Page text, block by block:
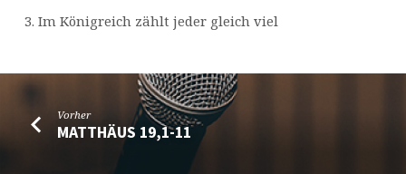
3. Im Königreich zählt jeder gleich viel
Vorher
MATTHÄUS 19,1-11